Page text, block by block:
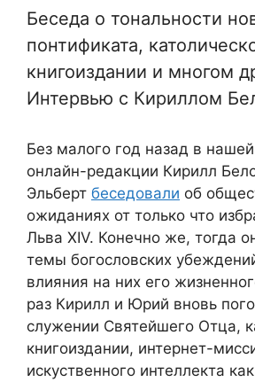
Беседа о тональности
понтификата,
книгоиздании и многом
Интервью с Кириллом
Без малого год назад в
онлайн-редакции Кирилл
Эльберт беседовали об
ожиданиях от только что
Льва XIV. Конечно же, тогда
темы богословских
влияния на них его
раз Кирилл и Юрий вновь
служении Святейшего Отца,
книгоиздании, интернет-
искуственного интеллекта